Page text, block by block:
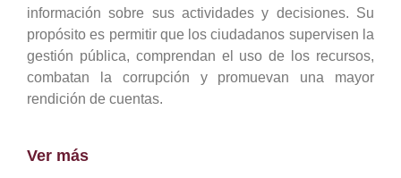
información sobre sus actividades y decisiones. Su
propósito es permitir que los ciudadanos supervisen la
gestión pública, comprendan el uso de los recursos,
combatan la corrupción y promuevan una mayor
rendición de cuentas.
Ver más